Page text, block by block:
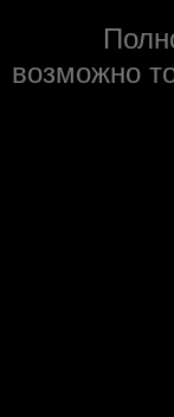
возможно